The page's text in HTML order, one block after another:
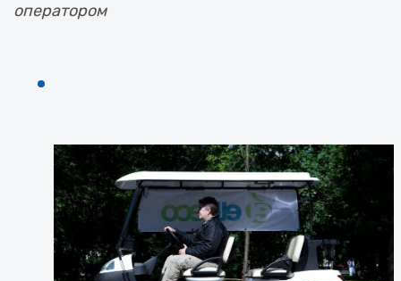
оператором